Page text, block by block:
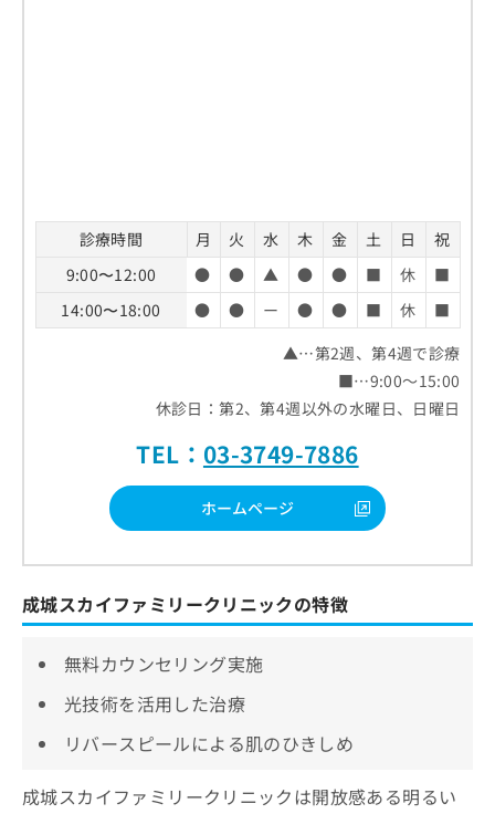
診療時間 月 火 水 木 金 土 日
祝
9:00〜12:00
● ● ▲ ● ● ■ 休
■
14:00〜18:00
● ● ー ● ● ■ 休
■
▲…第2週、第4週で診療
■…9:00～15:00
休診日：第2、第4週以外の水曜日、日曜日
TEL： 03-3749-7886
ホームページ
成城スカイファミリークリニックの特徴
無料カウンセリング実施
光技術を活用した治療
リバースピールによる肌のひきしめ
成城スカイファミリークリニックは開放感ある明るい